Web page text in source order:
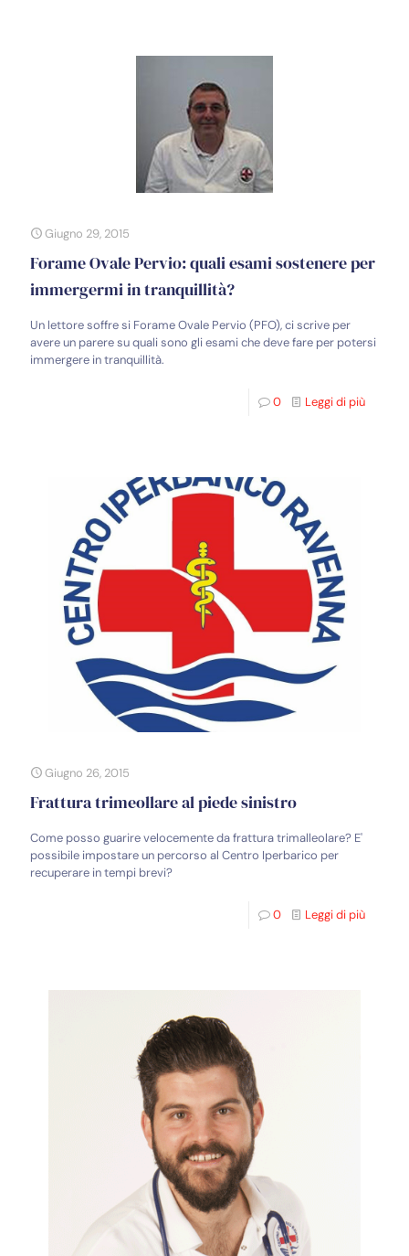
Giugno 29, 2015
Forame Ovale Pervio: quali esami sostenere per
immergermi in tranquillità?
Un lettore soffre si Forame Ovale Pervio (PFO), ci scrive per
avere un parere su quali sono gli esami che deve fare per potersi
immergere in tranquillità.
0 Leggi di più
Giugno 26, 2015
Frattura trimeollare al piede sinistro
Come posso guarire velocemente da frattura trimalleolare? E'
possibile impostare un percorso al Centro Iperbarico per
recuperare in tempi brevi?
0 Leggi di più